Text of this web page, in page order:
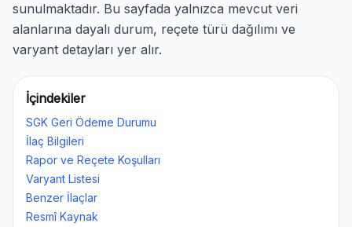
sunulmaktadır. Bu sayfada yalnızca mevcut veri
alanlarına dayalı durum, reçete türü dağılımı ve
varyant detayları yer alır.
İçindekiler
SGK Geri Ödeme Durumu
İlaç Bilgileri
Rapor ve Reçete Koşulları
Varyant Listesi
Benzer İlaçlar
Resmî Kaynak